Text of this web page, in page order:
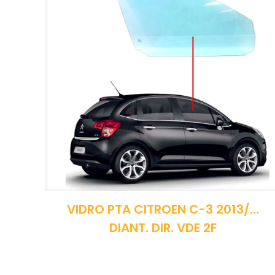
VIDRO PTA CITROEN C-3 2013/…
DIANT. DIR. VDE 2F